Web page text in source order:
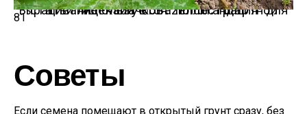
Выращивание кабачков.
Иллюстрация для статьи используется по стандартной лицензии ©ofazende.ru
81
Советы
Если семена помещают в открытый грунт сразу, без